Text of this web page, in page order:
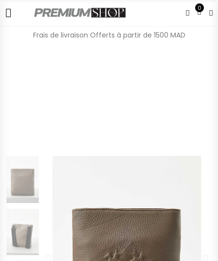
0
Frais de livraison Offerts à partir de 1500 MAD